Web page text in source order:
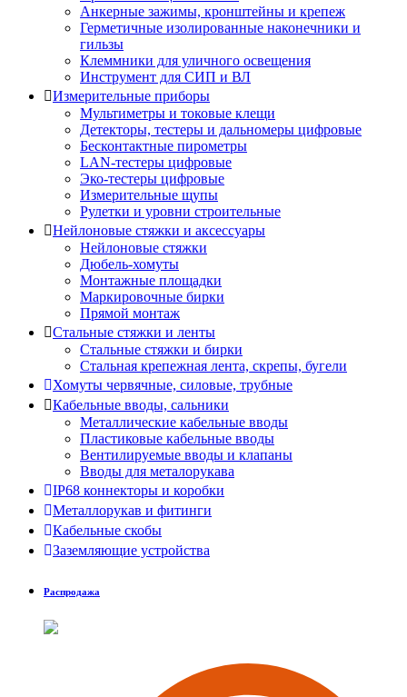
Анкерные зажимы, кронштейны и крепеж
Герметичные изолированные наконечники и
гильзы
Клеммники для уличного освещения
Инструмент для СИП и ВЛ
Измерительные приборы
Мультиметры и токовые клещи
Детекторы, тестеры и дальномеры цифровые
Бесконтактные пирометры
LAN-тестеры цифровые
Эко-тестеры цифровые
Измерительные щупы
Рулетки и уровни строительные
Нейлоновые стяжки и аксессуары
Нейлоновые стяжки
Дюбель-хомуты
Монтажные площадки
Маркировочные бирки
Прямой монтаж
Стальные стяжки и ленты
Стальные стяжки и бирки
Стальная крепежная лента, скрепы, бугели
Хомуты червячные, силовые, трубные
Кабельные вводы, сальники
Металлические кабельные вводы
Пластиковые кабельные вводы
Вентилируемые вводы и клапаны
Вводы для металорукава
IP68 коннекторы и коробки
Металлорукав и фитинги
Кабельные скобы
Заземляющие устройства
Распродажа